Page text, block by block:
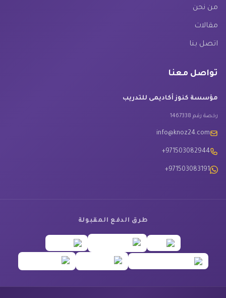
من نحن
مقالات
اتصل بنا
تواصل معنا
مؤسسة كنوز أكاديمى للتدريب
رخصة رقم 1467338
info@knoz24.com
+971503082944
+971503083191
طرق الدفع المقبولة